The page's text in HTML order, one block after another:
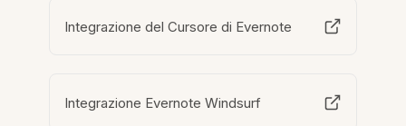
Integrazione del Cursore di Evernote
Integrazione Evernote Windsurf